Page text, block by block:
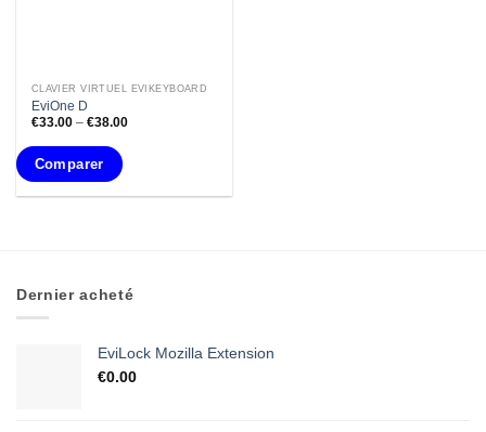
CLAVIER VIRTUEL EVIKEYBOARD
EviOne D
€33.00– €38.00
Comparer
Dernier acheté
EviLock Mozilla Extension
€0.00